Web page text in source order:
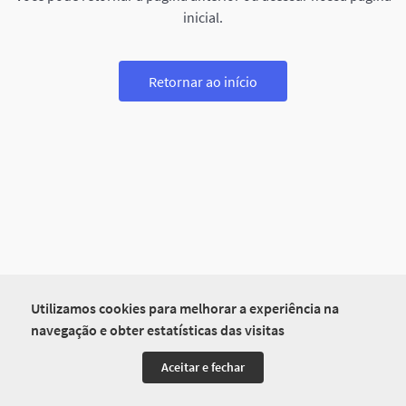
Utilizamos cookies para melhorar a experiência na
navegação e obter estatísticas das visitas
Aceitar e fechar
inicial.
Retornar ao início